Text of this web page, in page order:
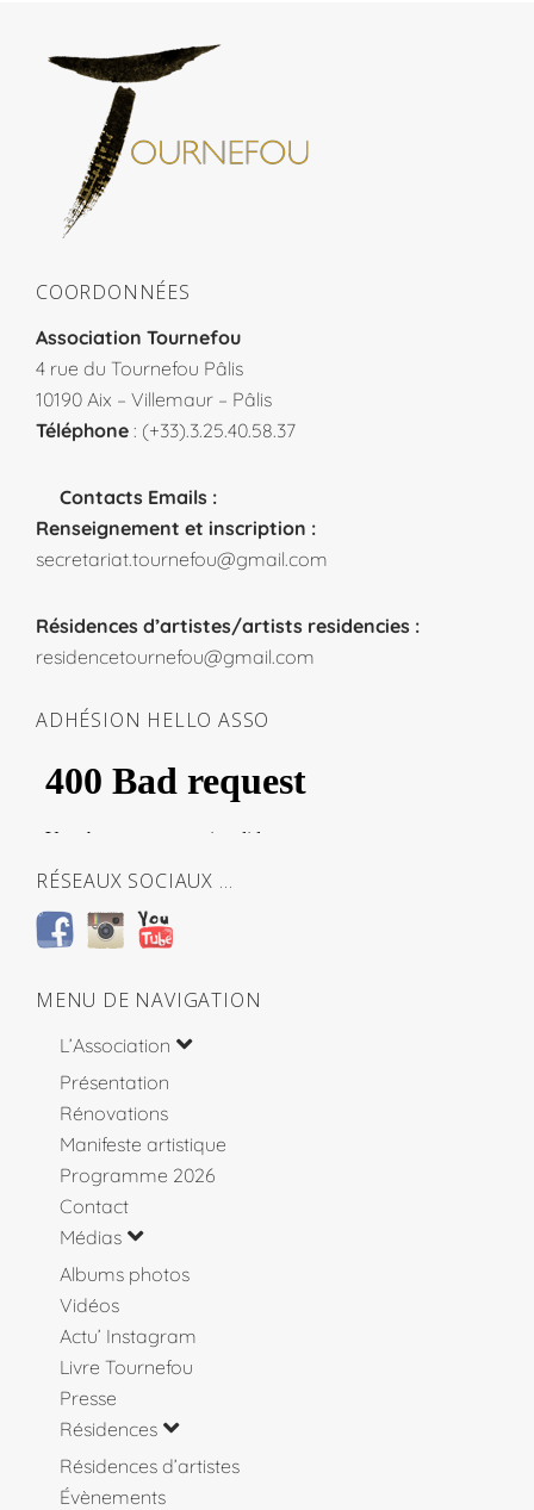
COORDONNÉES
Association Tournefou
4 rue du Tournefou Pâlis
10190 Aix – Villemaur – Pâlis
Téléphone : (+33).3.25.40.58.37
Contacts Emails :
Renseignement et inscription :
secretariat.tournefou@gmail.com
Résidences d’artistes/artists residencies :
residencetournefou@gmail.com
ADHÉSION HELLO ASSO
RÉSEAUX SOCIAUX …
MENU DE NAVIGATION
L’Association
Présentation
Rénovations
Manifeste artistique
Programme 2026
Contact
Médias
Albums photos
Vidéos
Actu’ Instagram
Livre Tournefou
Presse
Résidences
Résidences d’artistes
Évènements